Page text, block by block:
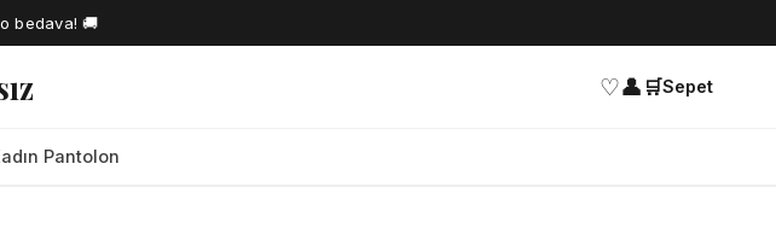
bedava! 🚚
♡👤 🛒Sepet
Pantolon